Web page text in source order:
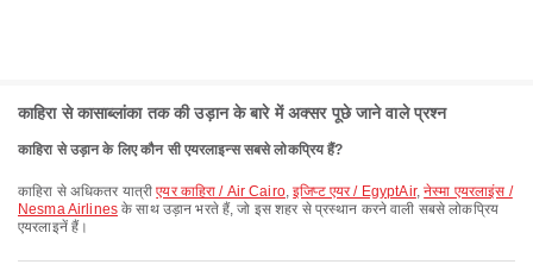
काहिरा से कासाब्लांका तक की उड़ान के बारे में अक्सर पूछे जाने वाले प्रश्न
काहिरा से उड़ान के लिए कौन सी एयरलाइन्स सबसे लोकप्रिय हैं?
काहिरा से अधिकतर यात्रीएयर काहिरा / Air Cairo,इजिप्ट एयर / EgyptAir,नेस्मा एयरलाइंस /
Nesma Airlinesके साथ उड़ान भरते हैं, जो इस शहर से प्रस्थान करने वाली सबसे लोकप्रिय
एयरलाइनें हैं।